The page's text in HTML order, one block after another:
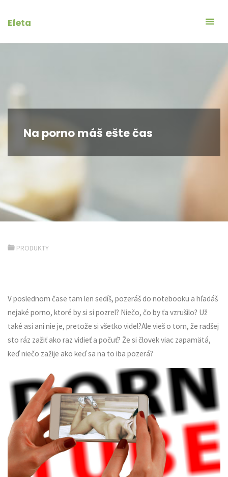
Efeta
Na porno máš ešte čas
PRODUKTY
V poslednom čase tam len sedíš, pozeráš do notebooku a hľadáš
nejaké porno, ktoré by si si pozrel? Niečo, čo by ťa vzrušilo? Už
také asi ani nie je, pretože si všetko videl?Ale vieš o tom, že radšej
sto ráz zažiť ako raz vidieť a počuť? Že si človek viac zapamätá,
keď niečo zažije ako keď sa na to iba pozerá?